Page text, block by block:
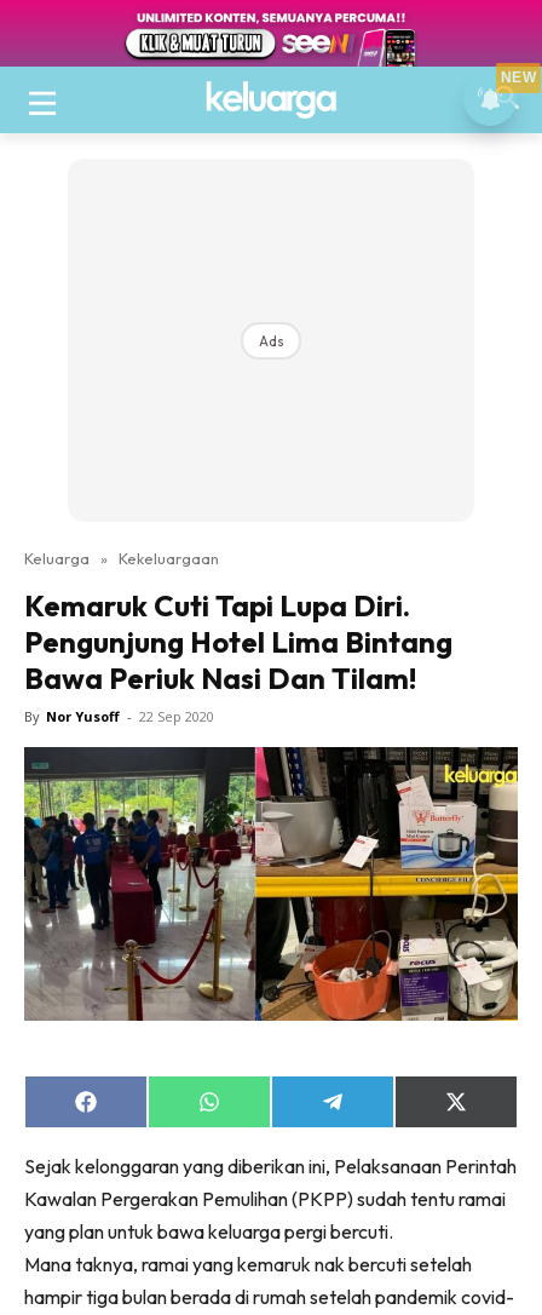
Ads
Keluarga » Kekeluargaan
Kemaruk Cuti Tapi Lupa Diri.
Pengunjung Hotel Lima Bintang
Bawa Periuk Nasi Dan Tilam!
By Nor Yusoff - 22 Sep 2020
Share
on
Share
on
Share
on
Share
on
(Twitter)
Sejak kelonggaran yang diberikan ini, Pelaksanaan Perintah
Kawalan Pergerakan Pemulihan (PKPP) sudah tentu ramai
yang plan untuk bawa keluarga pergi bercuti.
Mana taknya, ramai yang kemaruk nak bercuti setelah
hampir tiga bulan berada di rumah setelah pandemik covid-
NEW